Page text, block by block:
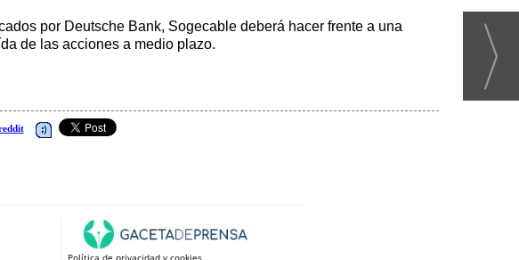
por Deutsche Bank, Sogecable deberá hacer frente a una
de las acciones a medio plazo.
Política de privacidad y cookies